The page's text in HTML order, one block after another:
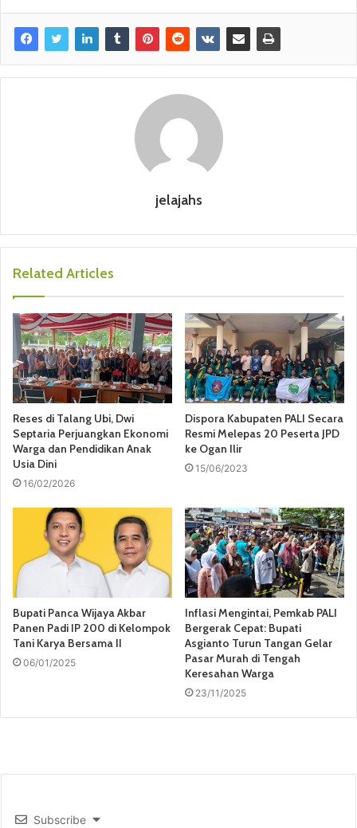
jelajahs
Related Articles
Reses di Talang Ubi, Dwi
Septaria Perjuangkan Ekonomi
Warga dan Pendidikan Anak
Usia Dini
16/02/2026
Dispora Kabupaten PALI Secara
Resmi Melepas 20 Peserta JPD
ke Ogan Ilir
15/06/2023
Bupati Panca Wijaya Akbar
Panen Padi IP 200 di Kelompok
Tani Karya Bersama II
06/01/2025
Inflasi Mengintai, Pemkab PALI
Bergerak Cepat: Bupati
Asgianto Turun Tangan Gelar
Pasar Murah di Tengah
Keresahan Warga
23/11/2025
Subscribe